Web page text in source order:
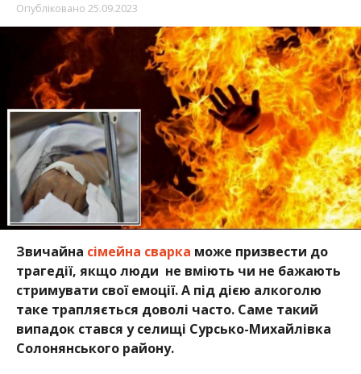
Опубліковано 25.09.2023
Звичайна сімейна сварка може призвести до
трагедії, якщо люди не вміють чи не бажають
стримувати свої емоції. А під дією алкоголю
таке трапляється доволі часто. Саме такий
випадок стався у селищі Сурсько-Михайлівка
Солонянського району.